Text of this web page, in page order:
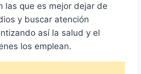
las que es mejor dejar de
y buscar atención
así la salud y el
los emplean.